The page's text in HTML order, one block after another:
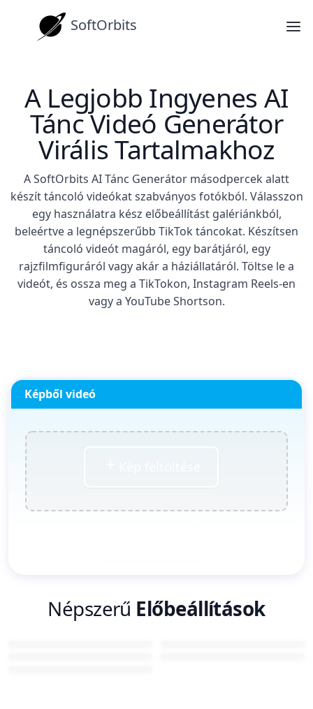
SoftOrbits
A Legjobb Ingyenes AI
Tánc Videó Generátor
Virális Tartalmakhoz
A SoftOrbits AI Tánc Generátor másodpercek alatt
készít táncoló videókat szabványos fotókból. Válasszon
egy használatra kész előbeállítást galériánkból,
beleértve a legnépszerűbb TikTok táncokat. Készítsen
táncoló videót magáról, egy barátjáról, egy
rajzfilmfiguráról vagy akár a háziállatáról. Töltse le a
videót, és ossza meg a TikTokon, Instagram Reels-en
vagy a YouTube Shortson.
Képből videó
Népszerű Előbeállítások